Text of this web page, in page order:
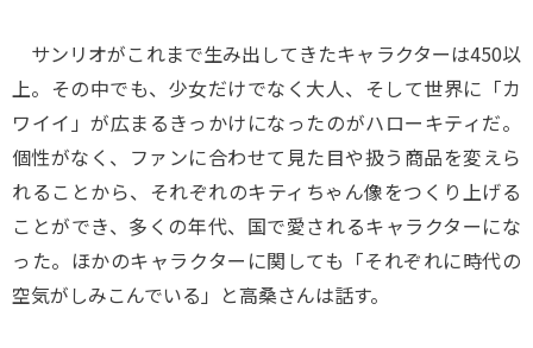
サンリオがこれまで生み出してきたキャラクターは450以
上。その中でも、少女だけでなく大人、そして世界に「カ
ワイイ」が広まるきっかけになったのがハローキティだ。
個性がなく、ファンに合わせて見た目や扱う商品を変えら
れることから、それぞれのキティちゃん像をつくり上げる
ことができ、多くの年代、国で愛されるキャラクターにな
った。ほかのキャラクターに関しても「それぞれに時代の
空気がしみこんでいる」と高桑さんは話す。